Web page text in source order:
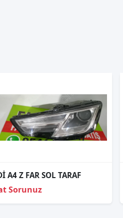
A4 Z FAR SOL TARAF
Sorunuz